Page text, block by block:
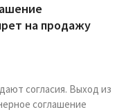
на продажу
согласия. Выход из
соглашение